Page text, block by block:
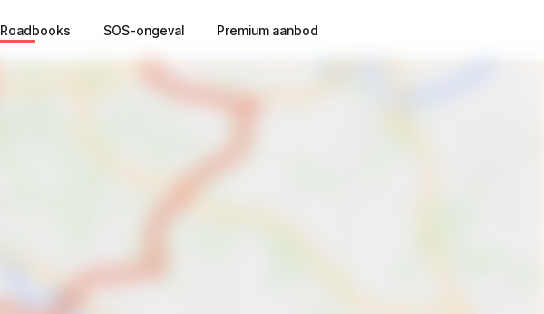
Roadbooks SOS-ongeval Premium aanbod